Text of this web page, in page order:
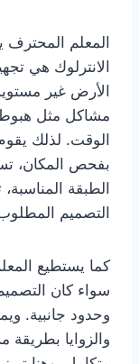
المعلم
الانترلوك هي
الأرض غير
مشاكل مثل
الوقت. لذلك
بفحص المكان،
الطبقة
التصميم
كما يستطيع
سواء كان
وحدود جانبية.
والزوايا